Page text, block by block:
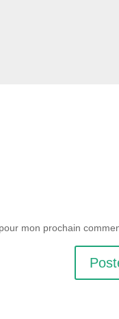
mon prochain